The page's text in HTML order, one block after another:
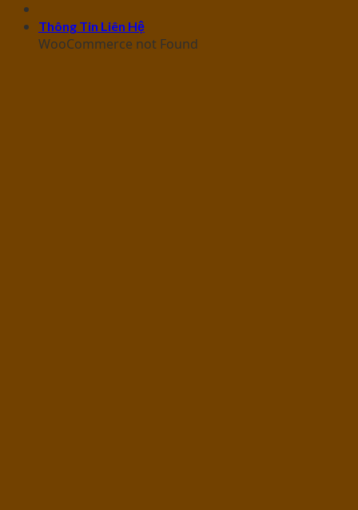
Thông Tin Liên Hệ
WooCommerce not Found